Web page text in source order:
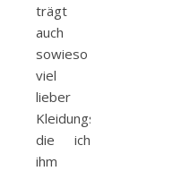
trägt
auch
sowieso
viel
lieber
Kleidungsstücke,
die ich
ihm